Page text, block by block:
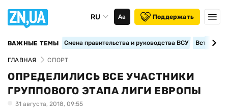
RU Аа Поддержать
ВАЖНЫЕ ТЕМЫ Смена правительства и руководства ВСУ
ГЛАВНАЯ СПОРТ
ОПРЕДЕЛИЛИСЬ ВСЕ УЧАСТНИКИ
ГРУППОВОГО ЭТАПА ЛИГИ ЕВРОПЫ
31 августа, 2018, 09:55